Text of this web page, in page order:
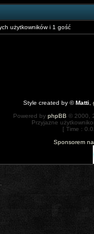
użytkowników i 1 gość
Style created by ©Matti
Powered by phpBB © 2000,
Przyjazne
[ Time :
Sponsorem